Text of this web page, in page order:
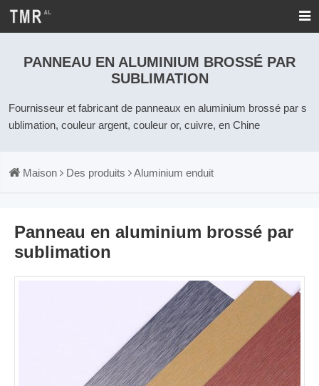
PANNEAU EN ALUMINIUM BROSSÉ PAR
SUBLIMATION
Fournisseur et fabricant de panneaux en aluminium brossé par s
ublimation, couleur argent, couleur or, cuivre, en Chine
Maison Des produits Aluminium enduit
Panneau en aluminium brossé par
sublimation